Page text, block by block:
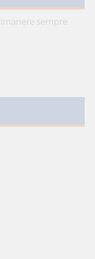
sempre